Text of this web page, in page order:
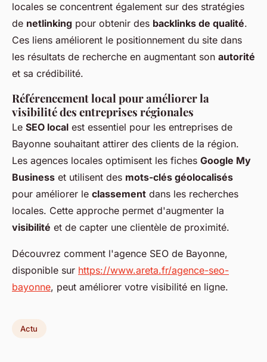
locales se concentrent également sur des stratégies
de netlinking pour obtenir des backlinks de qualité.
Ces liens améliorent le positionnement du site dans
les résultats de recherche en augmentant son autorité
et sa crédibilité.
Référencement local pour améliorer la
visibilité des entreprises régionales
Le SEO local est essentiel pour les entreprises de
Bayonne souhaitant attirer des clients de la région.
Les agences locales optimisent les fiches Google My
Business et utilisent des mots-clés géolocalisés
pour améliorer le classement dans les recherches
locales. Cette approche permet d'augmenter la
visibilité et de capter une clientèle de proximité.
Découvrez comment l'agence SEO de Bayonne,
disponible sur https://www.areta.fr/agence-seo-
bayonne, peut améliorer votre visibilité en ligne.
Actu